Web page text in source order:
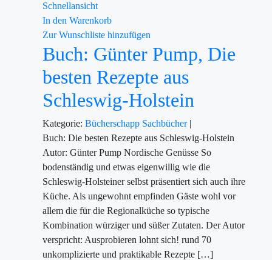
Schnellansicht
In den Warenkorb
Zur Wunschliste hinzufügen
Buch: Günter Pump, Die
besten Rezepte aus
Schleswig-Holstein
Kategorie: Bücherschapp Sachbücher |
Buch: Die besten Rezepte aus Schleswig-Holstein
Autor: Günter Pump Nordische Genüsse So
bodenständig und etwas eigenwillig wie die
Schleswig-Holsteiner selbst präsentiert sich auch ihre
Küche. Als ungewohnt empfinden Gäste wohl vor
allem die für die Regionalküche so typische
Kombination würziger und süßer Zutaten. Der Autor
verspricht: Ausprobieren lohnt sich! rund 70
unkomplizierte und praktikable Rezepte […]